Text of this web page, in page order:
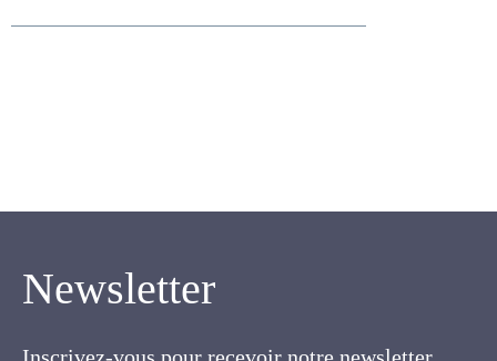
Newsletter
Cette lettre électronique proposée